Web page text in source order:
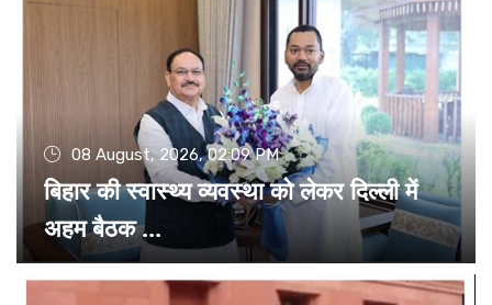
08 August, 2026, 02:09 PM
बिहार की स्वास्थ्य व्यवस्था को लेकर दिल्ली में
अहम बैठक ...